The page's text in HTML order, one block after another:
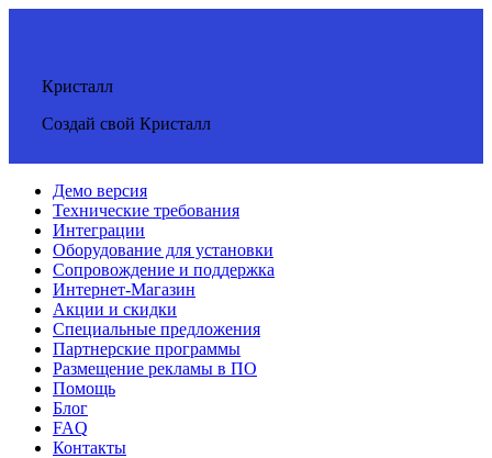
Кристалл
Создай свой Кристалл
Демо версия
Технические требования
Интеграции
Оборудование для установки
Сопровождение и поддержка
Интернет-Магазин
Акции и скидки
Специальные предложения
Партнерские программы
Размещение рекламы в ПО
Помощь
Блог
FAQ
Контакты